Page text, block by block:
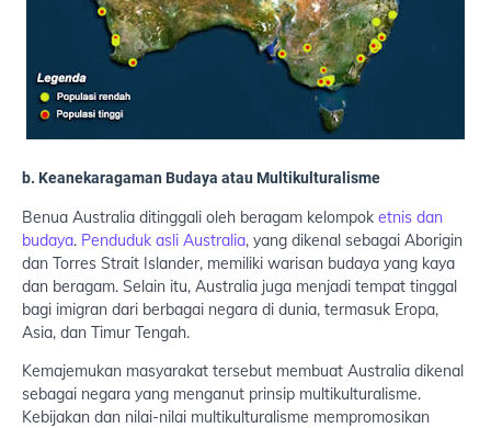
b. Keanekaragaman Budaya atau Multikulturalisme
Benua Australia ditinggali oleh beragam kelompok etnis dan
budaya. Penduduk asli Australia, yang dikenal sebagai Aborigin
dan Torres Strait Islander, memiliki warisan budaya yang kaya
dan beragam. Selain itu, Australia juga menjadi tempat tinggal
bagi imigran dari berbagai negara di dunia, termasuk Eropa,
Asia, dan Timur Tengah.
Kemajemukan masyarakat tersebut membuat Australia dikenal
sebagai negara yang menganut prinsip multikulturalisme.
Kebijakan dan nilai-nilai multikulturalisme mempromosikan